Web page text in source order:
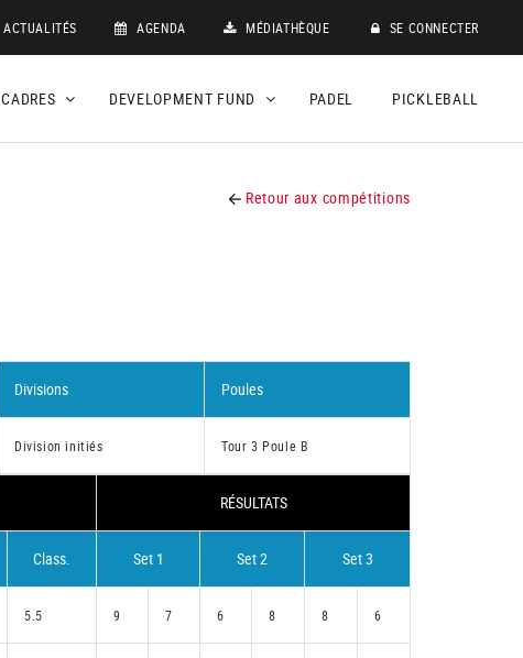
ACTUALITÉS AGENDA MÉDIATHÈQUE SE CONNECTER
CADRES DEVELOPMENT FUND PADEL PICKLEBALL
Retour aux compétitions
Divisions Poules
Division initiés Tour 3 Poule B
RÉSULTATS
Class. Set 1 Set 2 Set 3
5.5 9 7 6 8 8 6